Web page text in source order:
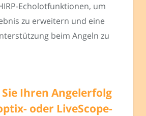
Echolotfunktionen, um
zu erweitern und eine
beim Angeln zu
Ihren Angelerfolg
oder LiveScope-